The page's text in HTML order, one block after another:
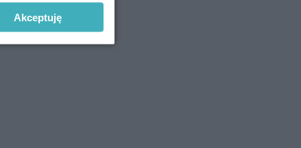
Akceptuję